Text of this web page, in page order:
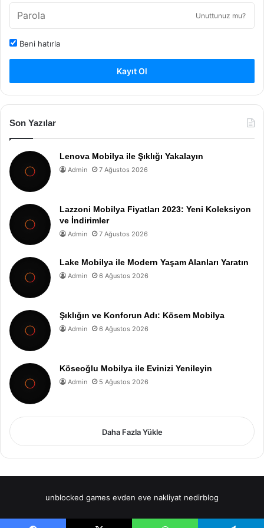
Unuttunuz mu?
Beni hatırla
Kayıt Ol
Son Yazılar
Lenova Mobilya ile Şıklığı Yakalayın
Admin 7 Ağustos 2026
Lazzoni Mobilya Fiyatları 2023: Yeni Koleksiyon
ve İndirimler
Admin 7 Ağustos 2026
Lake Mobilya ile Modern Yaşam Alanları Yaratın
Admin 6 Ağustos 2026
Şıklığın ve Konforun Adı: Kösem Mobilya
Admin 6 Ağustos 2026
Köseoğlu Mobilya ile Evinizi Yenileyin
Admin 5 Ağustos 2026
Daha Fazla Yükle
unblocked games evden eve nakliyat nedirblog